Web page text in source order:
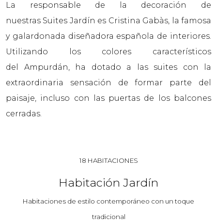
La responsable de la decoración de
nuestras Suites Jardín es Cristina Gabàs, la famosa
y galardonada diseñadora española de interiores.
Utilizando los colores característicos
del Ampurdán, ha dotado a las suites con la
extraordinaria sensación de formar parte del
paisaje, incluso con las puertas de los balcones
cerradas.
18 HABITACIONES
Habitación Jardín
Habitaciones de estilo contemporáneo con un toque
tradicional